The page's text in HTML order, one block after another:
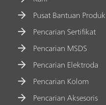
Pusat Bantuan Produk
Pencarian Sertifikat
Pencarian MSDS
Pencarian Elektroda
Pencarian Kolom
Pencarian Aksesoris